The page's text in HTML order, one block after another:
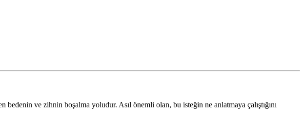
ve zihnin boşalma yoludur. Asıl önemli olan, bu isteğin ne anlatmaya çalıştığını